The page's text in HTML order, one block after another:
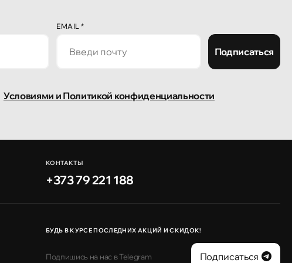
EMAIL*
Подписаться
Условиями и Политикой конфиденциальности
КОНТАКТЫ
+373 79 221 188
БУДЬ В КУРСЕ ПОСЛЕДНИХ АКЦИЙ И СКИДОК!
Подпишись на нас в Telegram Подписаться